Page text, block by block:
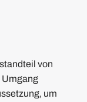
von
Umgang
um